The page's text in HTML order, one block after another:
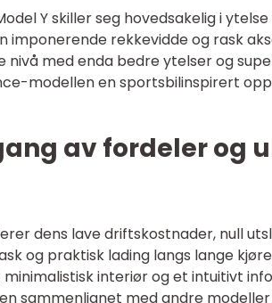
Y skiller seg hovedsakelig i
imponerende rekkevidde og rask
med enda bedre ytelser og
modellen en sportsbilinspirert
av fordeler og
dens lave driftskostnader, null
og praktisk lading langs lange
minimalistisk interiør og et intuitivt
sammenlignet med andre